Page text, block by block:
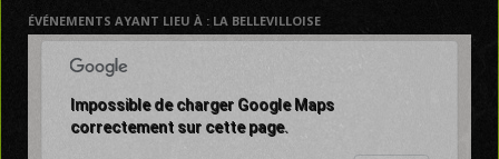
ÉVÉNEMENTS AYANT LIEU À : LA BELLEVILLOISE
Impossible de charger Google Maps
correctement sur cette page.